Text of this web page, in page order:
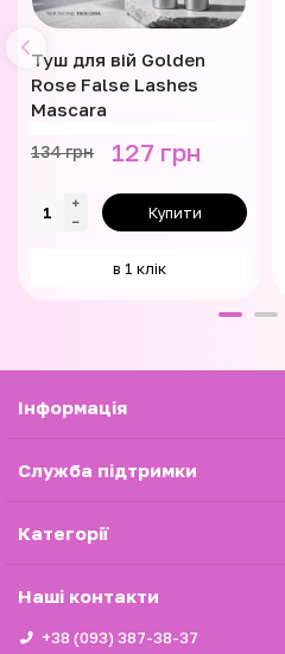
Туш для вій Golden
Rose False Lashes
Mascara
134 грн 127 грн
Купити
в 1 клік
Iнформація
Служба підтримки
Категорії
Наші контакти
+38 (093) 387-38-37